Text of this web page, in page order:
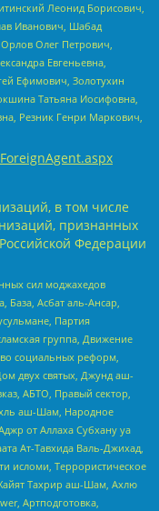
Леонид Борисович,
Иванович, Шабад
Олег Петрович,
Евгеньевна,
Ефимович, Золотухин
Татьяна Иосифовна,
Резник Генри Маркович,
в том числе
признанных
Федерации
сил моджахедов
База, Асбат аль-Ансар,
Партия
группа, Движение
социальных реформ,
двух святых, Джунд аш-
АБТО, Правый сектор,
аш-Шам, Народное
от Аллаха Субхану уа
Ат-Тавхида Валь-Джихад,
исломи, Террористическое
Тахрир аш-Шам, Ахлю
Артподготовка,